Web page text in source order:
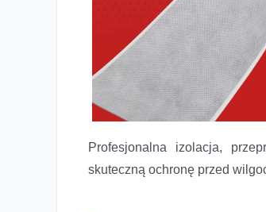
Profesjonalna izolacja,
skuteczną ochronę przed